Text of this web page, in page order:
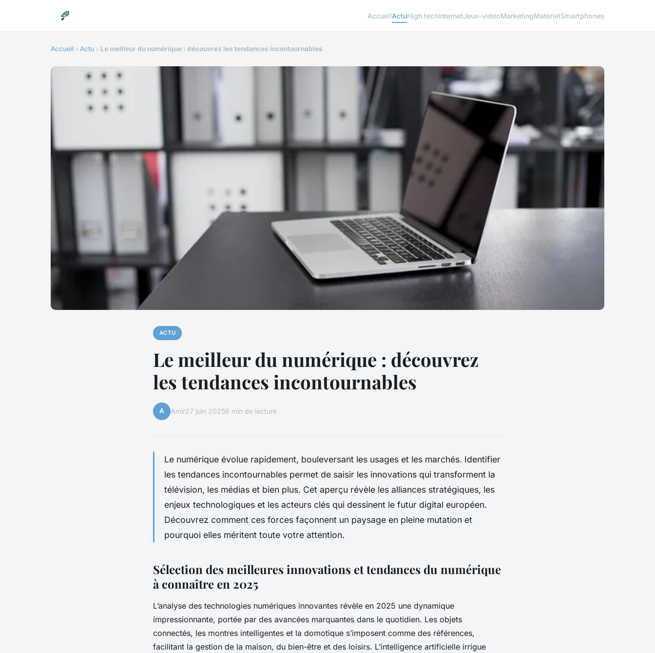
AccueilActuHigh techInternetJeux-videoMarketingMaterielSmartphones
Accueil › Actu › Le meilleur du numérique : découvrez les tendances incontournables
ACTU
Le meilleur du numérique : découvrez
les tendances incontournables
A Amir27 juin 20256 min de lecture
Le numérique évolue rapidement, bouleversant les usages et les marchés. Identifier
les tendances incontournables permet de saisir les innovations qui transforment la
télévision, les médias et bien plus. Cet aperçu révèle les alliances stratégiques, les
enjeux technologiques et les acteurs clés qui dessinent le futur digital européen.
Découvrez comment ces forces façonnent un paysage en pleine mutation et
pourquoi elles méritent toute votre attention.
Sélection des meilleures innovations et tendances du numérique
à connaître en 2025
L’analyse des technologies numériques innovantes révèle en 2025 une dynamique
impressionnante, portée par des avancées marquantes dans le quotidien. Les objets
connectés, les montres intelligentes et la domotique s’imposent comme des références,
facilitant la gestion de la maison, du bien-être et des loisirs. L’intelligence artificielle irrigue